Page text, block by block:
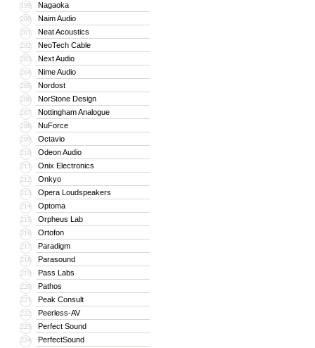
199 Nagaoka
200 Naim Audio
201 Neat Acoustics
202 NeoTech Cable
203 Next Audio
204 Nime Audio
205 Nordost
206 NorStone Design
207 Nottingham Analogue
208 NuForce
209 Octavio
210 Odeon Audio
211 Onix Electronics
212 Onkyo
213 Opera Loudspeakers
214 Optoma
215 Orpheus Lab
216 Ortofon
217 Paradigm
218 Parasound
219 Pass Labs
220 Pathos
221 Peak Consult
222 Peerless-AV
223 Perfect Sound
224 PerfectSound